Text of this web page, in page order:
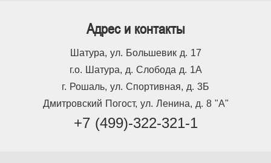
Адрес и контакты
Шатура, ул. Большевик д. 17
г.о. Шатура, д. Слобода д. 1А
г. Рошаль, ул. Спортивная, д. 3Б
Дмитровский Погост, ул. Ленина, д. 8 "А"
+7 (499)-322-321-1